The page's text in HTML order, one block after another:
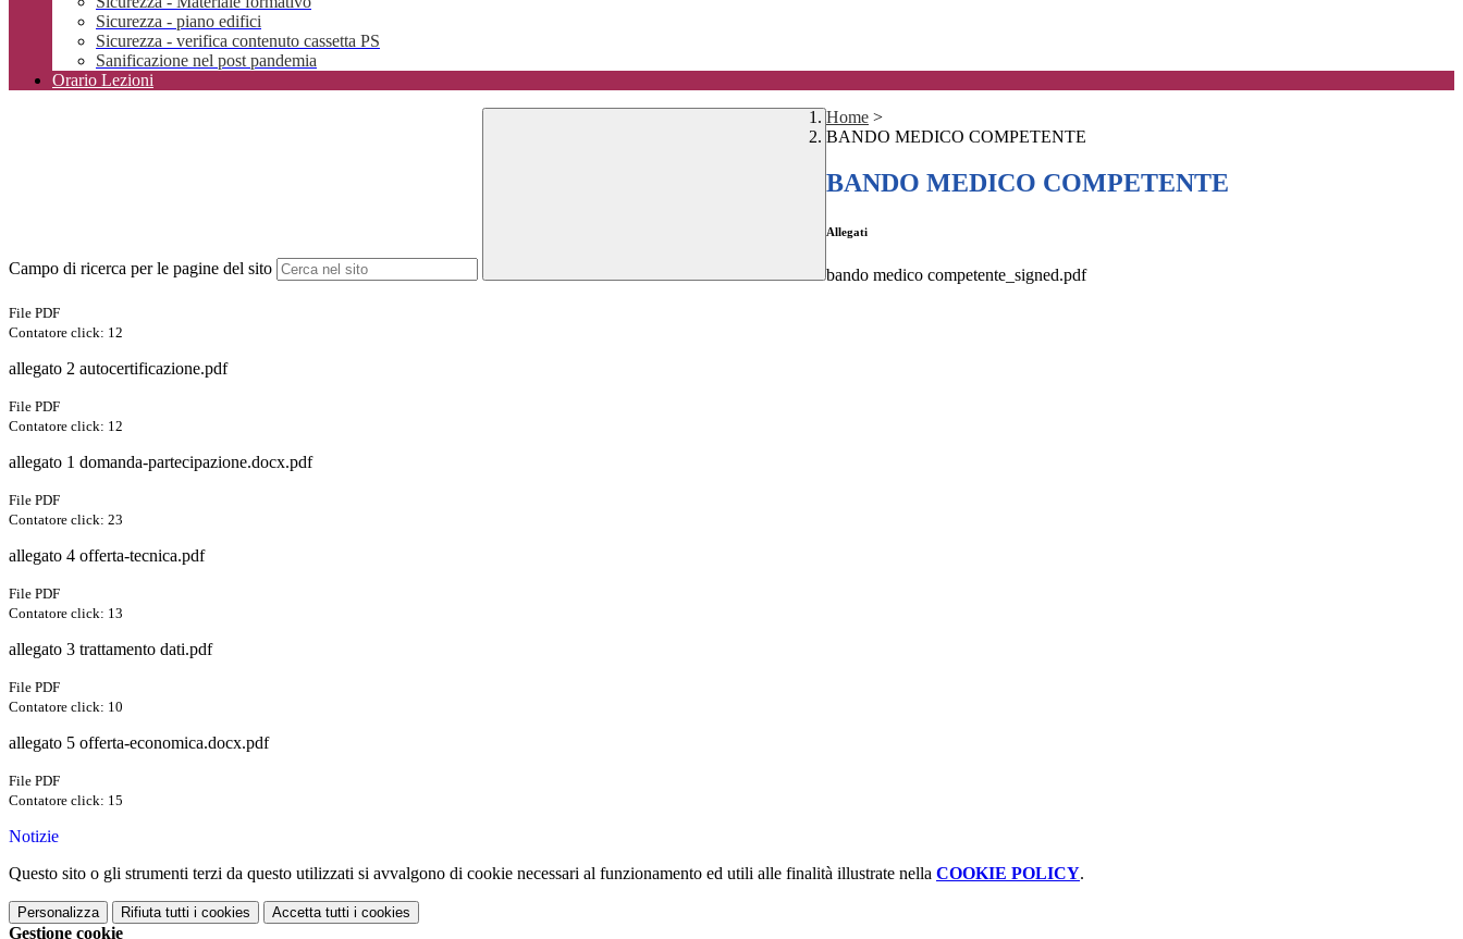
Sicurezza - piano edifici
Sicurezza - verifica contenuto cassetta PS
Sanificazione nel post pandemia
Orario Lezioni
Campo di ricerca per le pagine del sito
Home >
BANDO MEDICO COMPETENTE
BANDO MEDICO COMPETENTE
Allegati
bando medico competente_signed.pdf
File PDF
Contatore click: 12
allegato 2 autocertificazione.pdf
File PDF
Contatore click: 12
allegato 1 domanda-partecipazione.docx.pdf
File PDF
Contatore click: 23
allegato 4 offerta-tecnica.pdf
File PDF
Contatore click: 13
allegato 3 trattamento dati.pdf
File PDF
Contatore click: 10
allegato 5 offerta-economica.docx.pdf
File PDF
Contatore click: 15
Notizie
Questo sito o gli strumenti terzi da questo utilizzati si avvalgono di cookie necessari al funzionamento ed utili alle finalità illustrate nella COOKIE POLICY.
Personalizza Rifiuta tutti i cookies Accetta tutti i cookies
Gestione cookie